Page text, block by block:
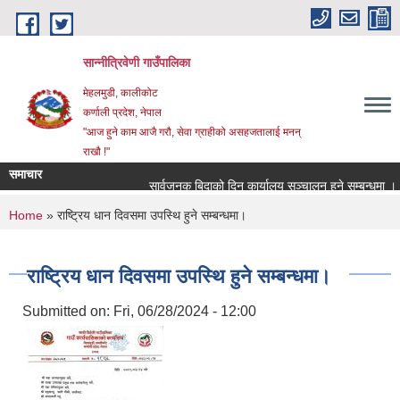
Skip to main content
सान्नीत्रिवेणी गाउँपालिका
मेहलमुडी, कालीकोट
कर्णाली प्रदेश, नेपाल
"आज हुने काम आजै गरौ, सेवा ग्राहीको असहजतालाई मनन्
राखौ !"
समाचार
सार्वजनुक बिदाको दिन कार्यालय सञ्चालन हुने सम्बन्धमा ।
You are here
Home » राष्ट्रिय धान दिवसमा उपस्थि हुने सम्बन्धमा।
राष्ट्रिय धान दिवसमा उपस्थि हुने सम्बन्धमा।
Submitted on: Fri, 06/28/2024 - 12:00